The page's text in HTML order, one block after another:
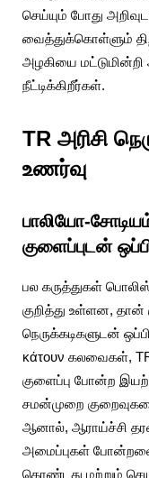
செய்யும் போது
வைத்துக்கொள்ளும்
அழகியை
நீட்டிக்கிறீர்கள்.
TR அரிசி
உணர்வு
பாலியோ-
குளைப்புடன்
பல கருத்துகள்
குறித்து உள்ளன,
நெருக்கடிகளுடன்
κάτουν கலவைகள்,
குளைப்பு போன்ற
சமன்முறை
ஆனால், ஆராய்ச்சி
அமைப்புகள்
கொண்டது மற்றும்